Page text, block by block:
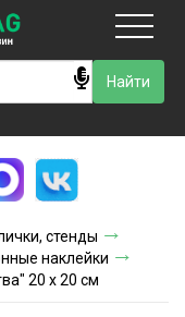
стенды
наклейки
20 х 20 см